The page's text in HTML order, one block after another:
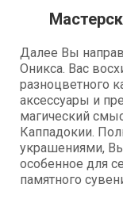
Далее Вы
Оникса. Вас
разноцветного
аксессуары и
магический
Каппадокии.
украшениями,
особенное для
памятного